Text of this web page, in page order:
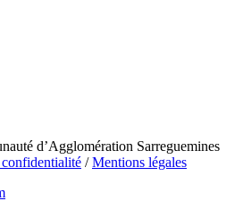
d’Agglomération Sarreguemines
/Mentions légales